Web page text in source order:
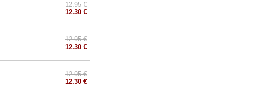
12.95 €
12.30 €
12.95 €
12.30 €
12.95 €
12.30 €